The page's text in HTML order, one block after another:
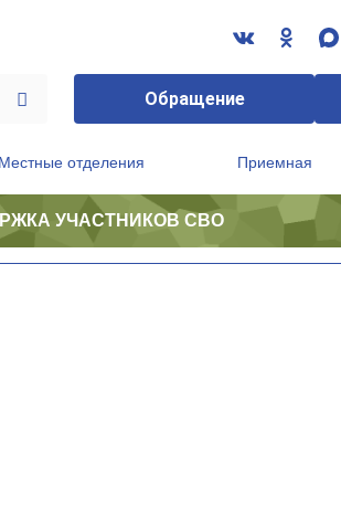
Обращение
Местные отделения Приемная
УЧАСТНИКОВ СВО